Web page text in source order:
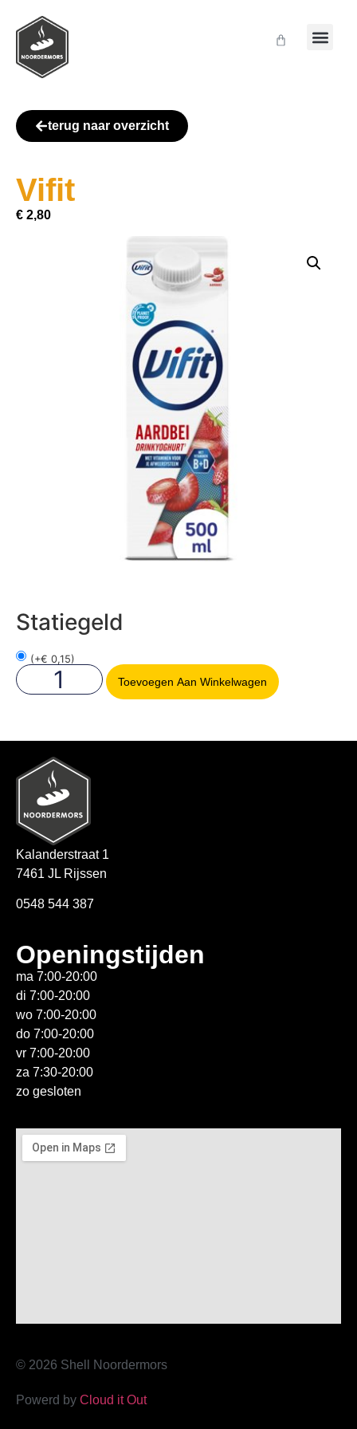
terug naar overzicht
Vifit
€ 2,80
Statiegeld
(+€ 0,15)
Toevoegen Aan Winkelwagen
Kalanderstraat 1
7461 JL Rijssen
0548 544 387
Openingstijden
ma 7:00-20:00
di 7:00-20:00
wo 7:00-20:00
do 7:00-20:00
vr 7:00-20:00
za 7:30-20:00
zo gesloten
© 2026 Shell Noordermors
Powerd by Cloud it Out